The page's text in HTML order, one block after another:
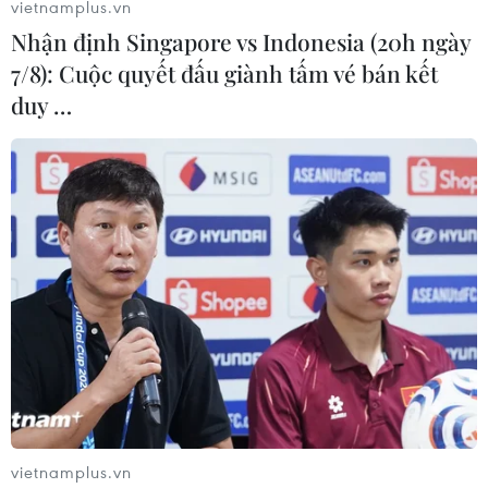
02/08/2026 03:25
Báo động cận thị học đường khi
nhiều trẻ giảm thị lực từ rất sớm
01/08/2026 09:31
Thành phố Hồ Chí Minh phát triển
hệ thống y tế đa tầng, đồng bộ, thống
01/08/2026 09:14
Gia Lai xác thực 99,8% dữ liệu bảo
vietnamplus.vn
Nhận định Singapore vs Indonesia (20h ngày
7/8): Cuộc quyết đấu giành tấm vé bán kết
duy …
vietnamplus.vn